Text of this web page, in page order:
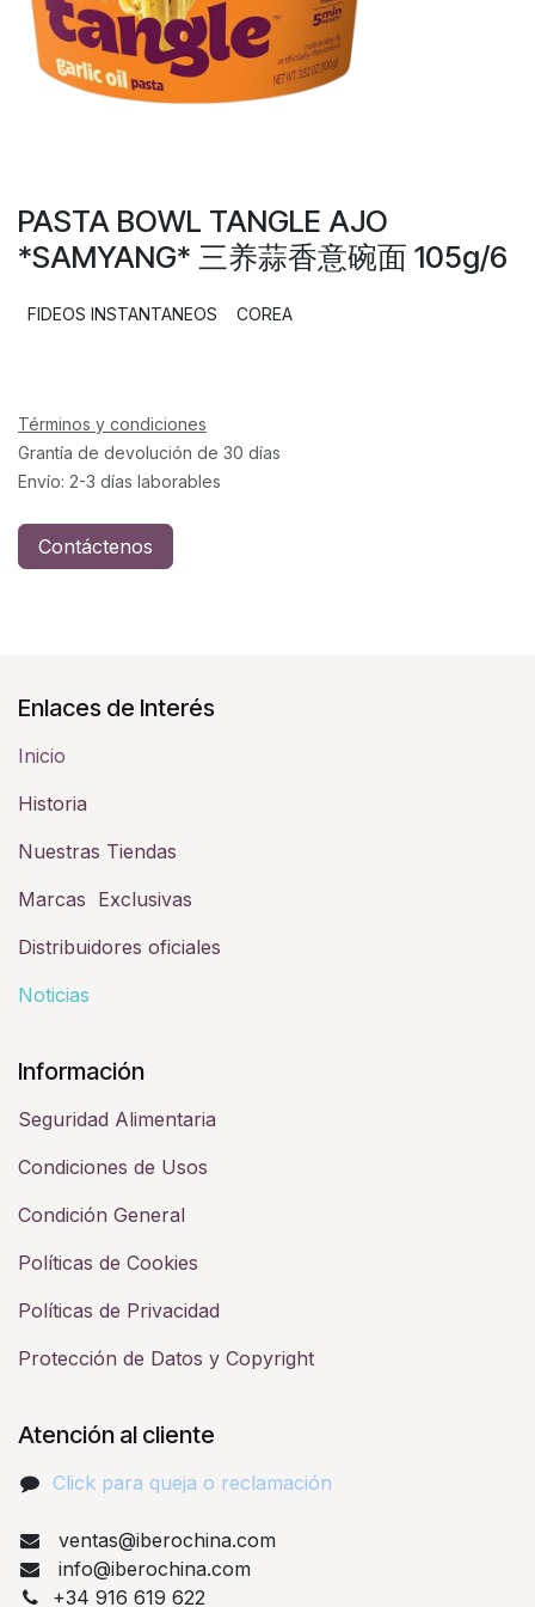
PASTA BOWL TANGLE AJO
*SAMYANG* 三养蒜香意碗面 105g/6
FIDEOS INSTANTANEOS COREA
Términos y condiciones
Grantía de devolución de 30 días
Envío: 2-3 días laborables
Contáctenos
Enlaces de Interés
Inicio
Historia​
Nuestras Tiendas
Marcas Exclusivas
Distribuidores oficiales
Noticias
Información
Seguridad Alimentaria
Condiciones de Usos
Condición General
Políticas de Cookies
Políticas de Privacidad
Protección de Datos y Copyright
Atención al cliente
Click para queja o reclamación​
ventas@iberochina.com
info@iberochina.com
+34 916 619 622